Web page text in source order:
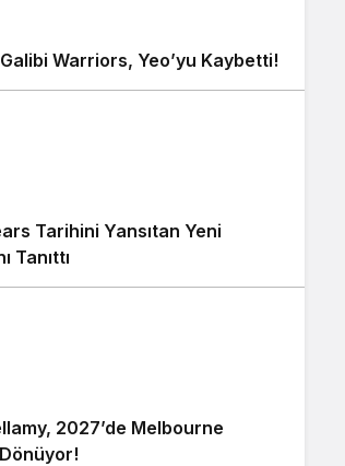
Warriors, Yeo’yu Kaybetti!
Tarihini Yansıtan Yeni
Tanıttı
2027’de Melbourne